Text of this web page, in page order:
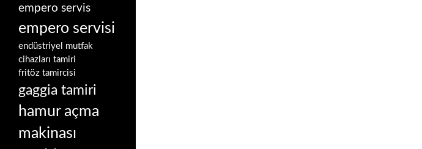
empero servis
empero servisi
endüstriyel mutfak
cihazları tamiri
fritöz tamircisi
gaggia tamiri
hamur açma
makinası